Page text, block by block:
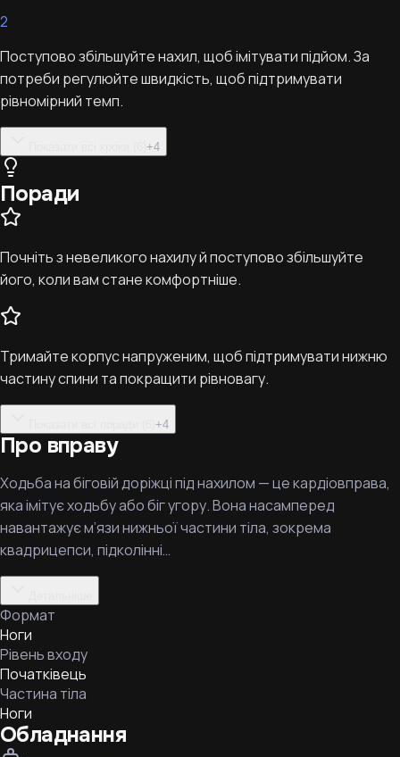
2
Поступово збільшуйте нахил, щоб імітувати підйом. За
потреби регулюйте швидкість, щоб підтримувати
рівномірний темп.
+4
Поради
Почніть з невеликого нахилу й поступово збільшуйте
його, коли вам стане комфортніше.
Тримайте корпус напруженим, щоб підтримувати нижню
частину спини та покращити рівновагу.
+4
Про вправу
Ходьба на біговій доріжці під нахилом — це кардіовправа,
яка імітує ходьбу або біг угору. Вона насамперед
навантажує м’язи нижньої частини тіла, зокрема
квадрицепси, підколінні…
Формат
Ноги
Рівень входу
Початківець
Частина тіла
Ноги
Обладнання